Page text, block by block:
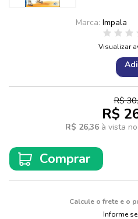
Marca: Impala
Visualizar
R$
R$
R$ 26,36à vista
Comprar
Calcule o frete e o
Informe